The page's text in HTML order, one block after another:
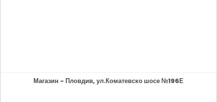
Магазин - Пловдив, ул.Коматевско шосе №196Е